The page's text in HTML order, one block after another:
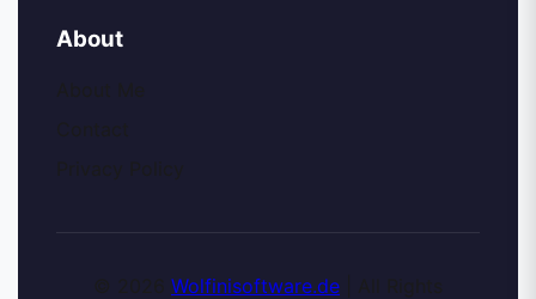
About
Wolfinisoftware.de